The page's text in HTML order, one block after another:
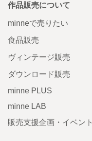
作品販売について
minneで売りたい
食品販売
ヴィンテージ販売
ダウンロード販売
minne PLUS
minne LAB
販売支援企画・イベント